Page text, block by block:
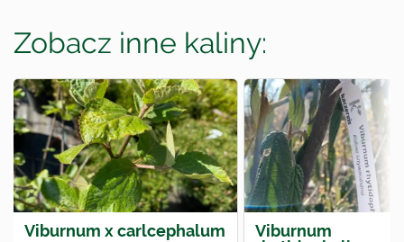
Zobacz inne kaliny:
Viburnum x carlcephalum
Viburnum